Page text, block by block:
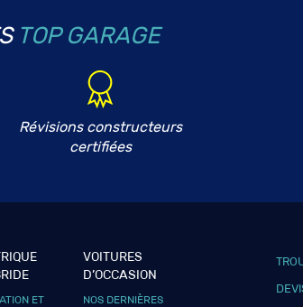
TOP GARAGE
Révisions constructeurs
certifiées
ET
VOITURES
D’OCCASION
NOS DERNIÈRES